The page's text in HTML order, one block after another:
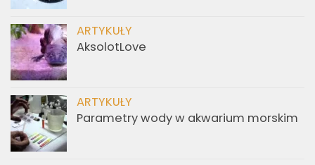
ARTYKUŁY
AksolotLove
ARTYKUŁY
Parametry wody w akwarium morskim